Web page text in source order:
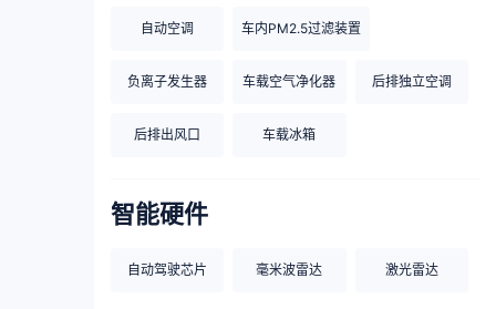
自动空调 车内PM2.5过滤装置
负离子发生器 车载空气净化器 后排独立空调
后排出风口 车载冰箱
智能硬件
自动驾驶芯片 毫米波雷达 激光雷达